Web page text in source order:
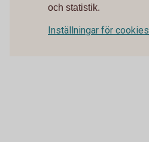
och statistik.
Inställningar för cookies